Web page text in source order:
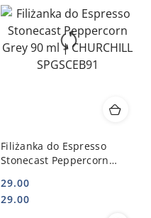
Filiżanka do Espresso
Stonecast Peppercorn
SPGSCEB91
Cena:
29.00
Cena:
29.00